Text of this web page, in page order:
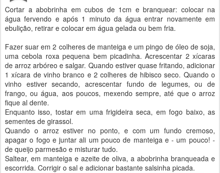
Cortar a abobrinha em cubos de 1cm e branquear: colocar na
água fervendo e após 1 minuto da água entrar novamente em
ebulição, retirar e colocar em água gelada ou bem fria.
Fazer suar em 2 colheres de manteiga e um pingo de óleo de soja,
uma cebola roxa pequena bem picadinha. Acrescentar 2 xícaras
de arroz arbóreo e salgar. Quando estiver quase fritando, adicionar
1 xícara de vinho branco e 2 colheres de hibisco seco. Quando o
vinho estiver secando, acrescentar fundo de legumes, ou de
frango, ou água, aos poucos, mexendo sempre, até que o arroz
fique al dente.
Enquanto isso, tostar em uma frigideira seca, em fogo baixo, as
sementes de girassol.
Quando o arroz estiver no ponto, e com um fundo cremoso,
apagar o fogo e juntar ali um pouco de manteiga e - um pouco! -
de queijo parmesão e misturar tudo.
Saltear, em manteiga e azeite de oliva, a abobrinha branqueada e
escorrida. Corrigir o sal e adicionar bastante salsinha picada.